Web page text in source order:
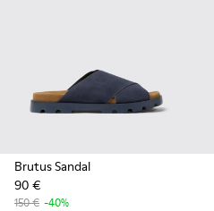
Brutus Sandal
90 €
150 € -40%